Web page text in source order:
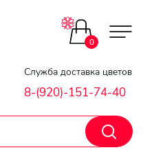
Главная
Гарантии
Доставка
Служба доставка цветов
8-(920)-151-74-40
0